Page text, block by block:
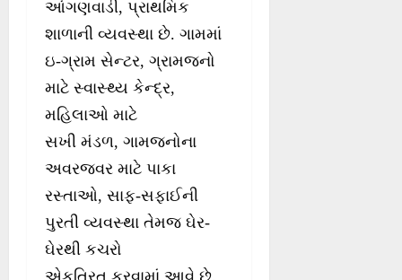
આંગણવાડી, પ્રાથમિક
શાળાની વ્યવસ્થા છે. ગામમાં
ઇ-ગ્રામ સેન્ટર, ગ્રામજનો
માટે સ્વાસ્થ્ય કેન્દ્ર,
મહિલાઓ માટે
સખી મંડળ, ગામજનોના
અવરજવર માટે પાકા
રસ્તાઓ, સાફ-સફાઈની
પુરતી વ્યવસ્થા તેમજ ઘેર-
ઘેરથી કચરો
એકત્રિત કરવામાં આવે છે.